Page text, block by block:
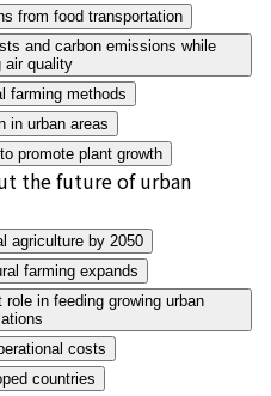
from food transportation
and carbon emissions while
air quality
farming methods
in urban areas
promote plant growth
the future of urban
agriculture by 2050
farming expands
in feeding growing urban
costs
countries